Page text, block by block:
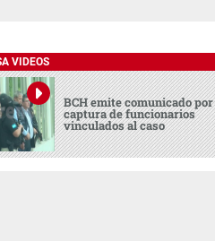
VIDEOS
BCH emite comunicado por
captura de funcionarios
vinculados al caso